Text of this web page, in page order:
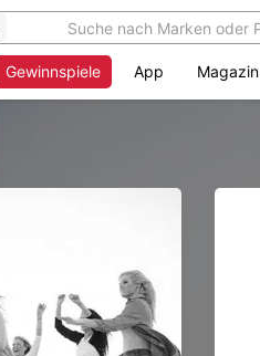
Gewinnspiele App Magazin